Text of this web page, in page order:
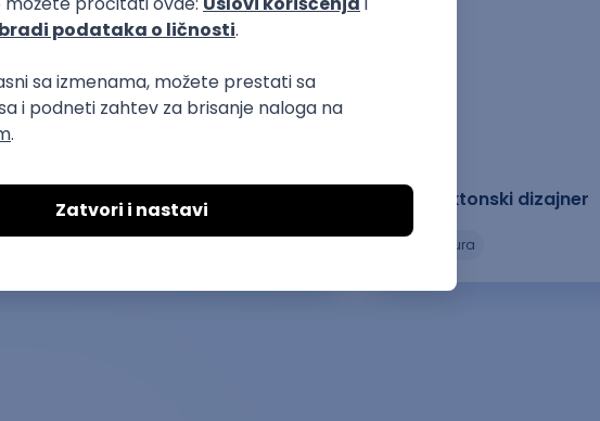
Arhitektonski dizajner
arhitektura